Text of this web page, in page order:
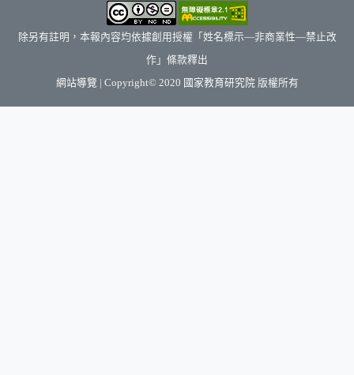
除另有註明，本報內容均依據創用授權「姓名標示—非商業性—禁止改
作」條款釋出
網站導覽 | Copyright© 2020 國家教育研究院（另開新視窗）
版權所有